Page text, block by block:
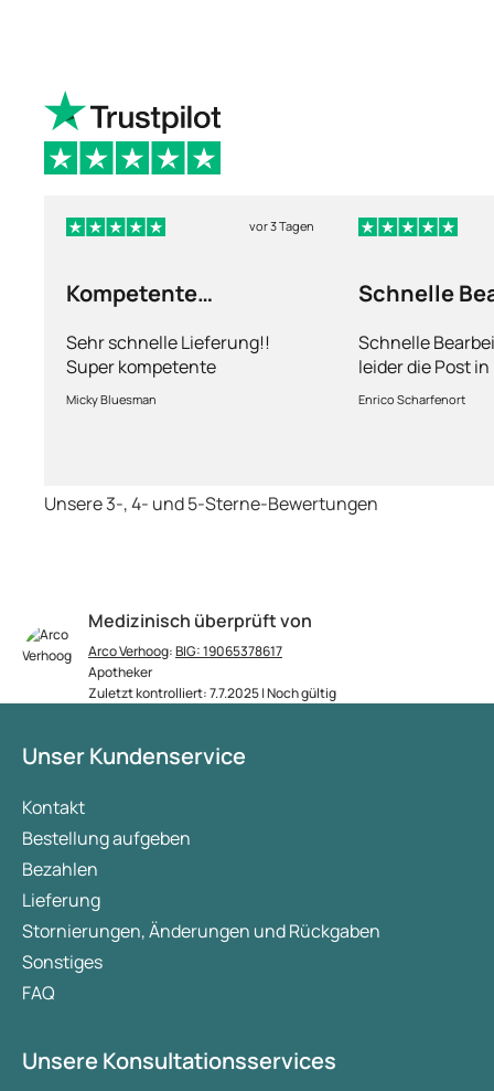
Medizinisch überprüft von
Arco Verhoog:BIG: 19065378617
Apotheker
Zuletzt kontrolliert: 7.7.2025 | Noch gültig
vor 3 Tagen
Kompetente
Sehr schnelle Lieferung!!
Super kompetente
Abhandlung!
Micky Bluesman
Schnelle
Schnelle
leider die Post
kriegt es nicht
dauert obwohl
Enrico Scharfenort
Unsere 3-, 4- und 5-Sterne-Bewertungen
Unser Kundenservice
Kontakt
Bestellung aufgeben
Bezahlen
Lieferung
Stornierungen, Änderungen und Rückgaben
Sonstiges
FAQ
Unsere Konsultationsservices